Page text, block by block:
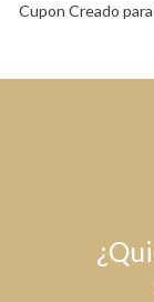
Cupon Creado